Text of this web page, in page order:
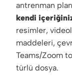
antrenman
kendi
resimler,
maddeleri,
Teams/Zoom
türlü dosya.